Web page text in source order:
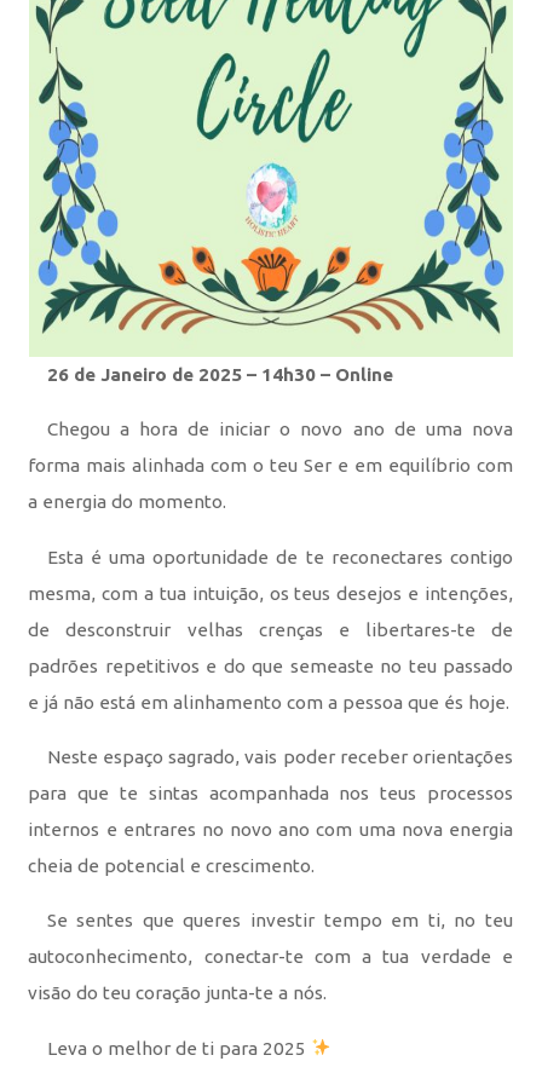
26 de Janeiro de 2025 – 14h30 – Online
Chegou a hora de iniciar o novo ano de uma nova
forma mais alinhada com o teu Ser e em equilíbrio com
a energia do momento.
Esta é uma oportunidade de te reconectares contigo
mesma, com a tua intuição, os teus desejos e intenções,
de desconstruir velhas crenças e libertares-te de
padrões repetitivos e do que semeaste no teu passado
e já não está em alinhamento com a pessoa que és hoje.
Neste espaço sagrado, vais poder receber orientações
para que te sintas acompanhada nos teus processos
internos e entrares no novo ano com uma nova energia
cheia de potencial e crescimento.
Se sentes que queres investir tempo em ti, no teu
autoconhecimento, conectar-te com a tua verdade e
visão do teu coração junta-te a nós.
Leva o melhor de ti para 2025